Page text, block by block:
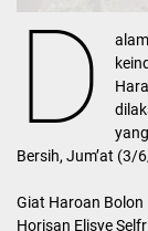
D
Bersih, Jum’at (3/
Giat Haroan Bolon
Horisan Elisye